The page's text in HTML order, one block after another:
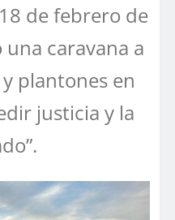
de febrero de
una caravana a
plantones en
justicia y la